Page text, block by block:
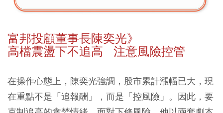
富邦投顧董事長陳奕光》
高檔震盪下不追高 注意風險控管
在操作心態上，陳奕光強調，股市累計漲幅已大，現
在重點不是「追報酬」，而是「控風險」。因此，要